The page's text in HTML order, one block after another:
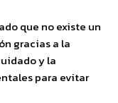
que no existe un
gracias a la
y la
para evitar